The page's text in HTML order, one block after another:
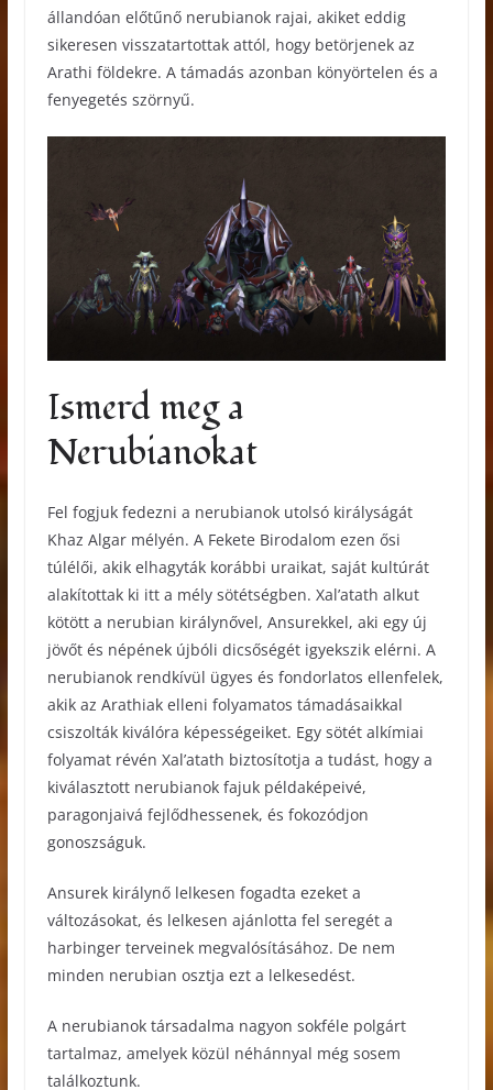
állandóan előtűnő nerubianok rajai, akiket eddig
sikeresen visszatartottak attól, hogy betörjenek az
Arathi földekre. A támadás azonban könyörtelen és a
fenyegetés szörnyű.
Ismerd meg a
Nerubianokat
Fel fogjuk fedezni a nerubianok utolsó királyságát
Khaz Algar mélyén. A Fekete Birodalom ezen ősi
túlélői, akik elhagyták korábbi uraikat, saját kultúrát
alakítottak ki itt a mély sötétségben. Xal’atath alkut
kötött a nerubian királynővel, Ansurekkel, aki egy új
jövőt és népének újbóli dicsőségét igyekszik elérni. A
nerubianok rendkívül ügyes és fondorlatos ellenfelek,
akik az Arathiak elleni folyamatos támadásaikkal
csiszolták kiválóra képességeiket. Egy sötét alkímiai
folyamat révén Xal’atath biztosítotja a tudást, hogy a
kiválasztott nerubianok fajuk példaképeivé,
paragonjaivá fejlődhessenek, és fokozódjon
gonoszságuk.
Ansurek királynő lelkesen fogadta ezeket a
változásokat, és lelkesen ajánlotta fel seregét a
harbinger terveinek megvalósításához. De nem
minden nerubian osztja ezt a lelkesedést.
A nerubianok társadalma nagyon sokféle polgárt
tartalmaz, amelyek közül néhánnyal még sosem
találkoztunk.